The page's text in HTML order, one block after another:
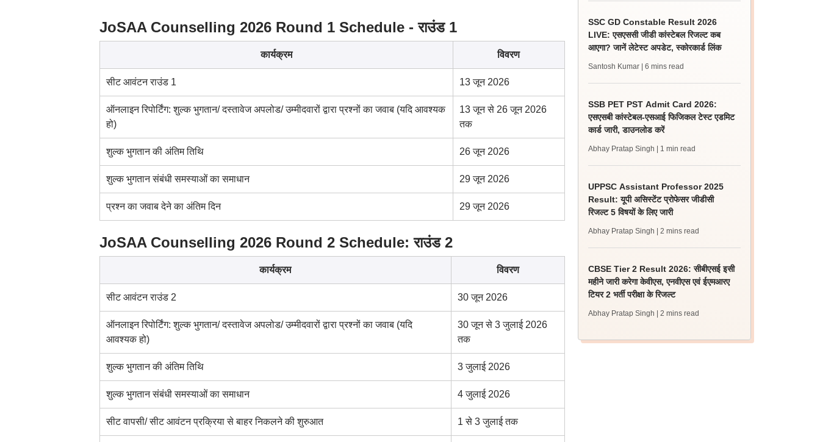
JoSAA Counselling 2026 Round 1 Schedule - राउंड 1
कार्यक्रम विवरण
सीट आवंटन राउंड 1 13 जून 2026
ऑनलाइन रिपोर्टिंग: शुल्क भुगतान/ दस्तावेज अपलोड/ उम्मीदवारों द्वारा प्रश्नों का जवाब (यदि आवश्यक
हो)
13 जून से 26 जून 2026
तक
शुल्क भुगतान की अंतिम तिथि 26 जून 2026
शुल्क भुगतान संबंधी समस्याओं का समाधान 29 जून 2026
प्रश्न का जवाब देने का अंतिम दिन 29 जून 2026
JoSAA Counselling 2026 Round 2 Schedule: राउंड 2
कार्यक्रम विवरण
सीट आवंटन राउंड 2 30 जून 2026
ऑनलाइन रिपोर्टिंग: शुल्क भुगतान/ दस्तावेज अपलोड/ उम्मीदवारों द्वारा प्रश्नों का जवाब (यदि
आवश्यक हो)
30 जून से 3 जुलाई 2026
तक
शुल्क भुगतान की अंतिम तिथि 3 जुलाई 2026
शुल्क भुगतान संबंधी समस्याओं का समाधान 4 जुलाई 2026
सीट वापसी/ सीट आवंटन प्रक्रिया से बाहर निकलने की शुरुआत 1 से 3 जुलाई तक
SSC GD Constable Result 2026
LIVE: एसएससी जीडी कांस्टेबल रिजल्ट कब
आएगा? जानें लेटेस्ट अपडेट, स्कोरकार्ड लिंक
Santosh Kumar | 6 mins read
SSB PET PST Admit Card 2026:
एसएसबी कांस्टेबल-एसआई फिजिकल टेस्ट एडमिट
कार्ड जारी, डाउनलोड करें
Abhay Pratap Singh | 1 min read
UPPSC Assistant Professor 2025
Result: यूपी असिस्टेंट प्रोफेसर जीडीसी
रिजल्ट 5 विषयों के लिए जारी
Abhay Pratap Singh | 2 mins read
CBSE Tier 2 Result 2026: सीबीएसई इसी
महीने जारी करेगा केवीएस, एनवीएस एवं ईएमआरए
टियर 2 भर्ती परीक्षा के रिजल्ट
Abhay Pratap Singh | 2 mins read